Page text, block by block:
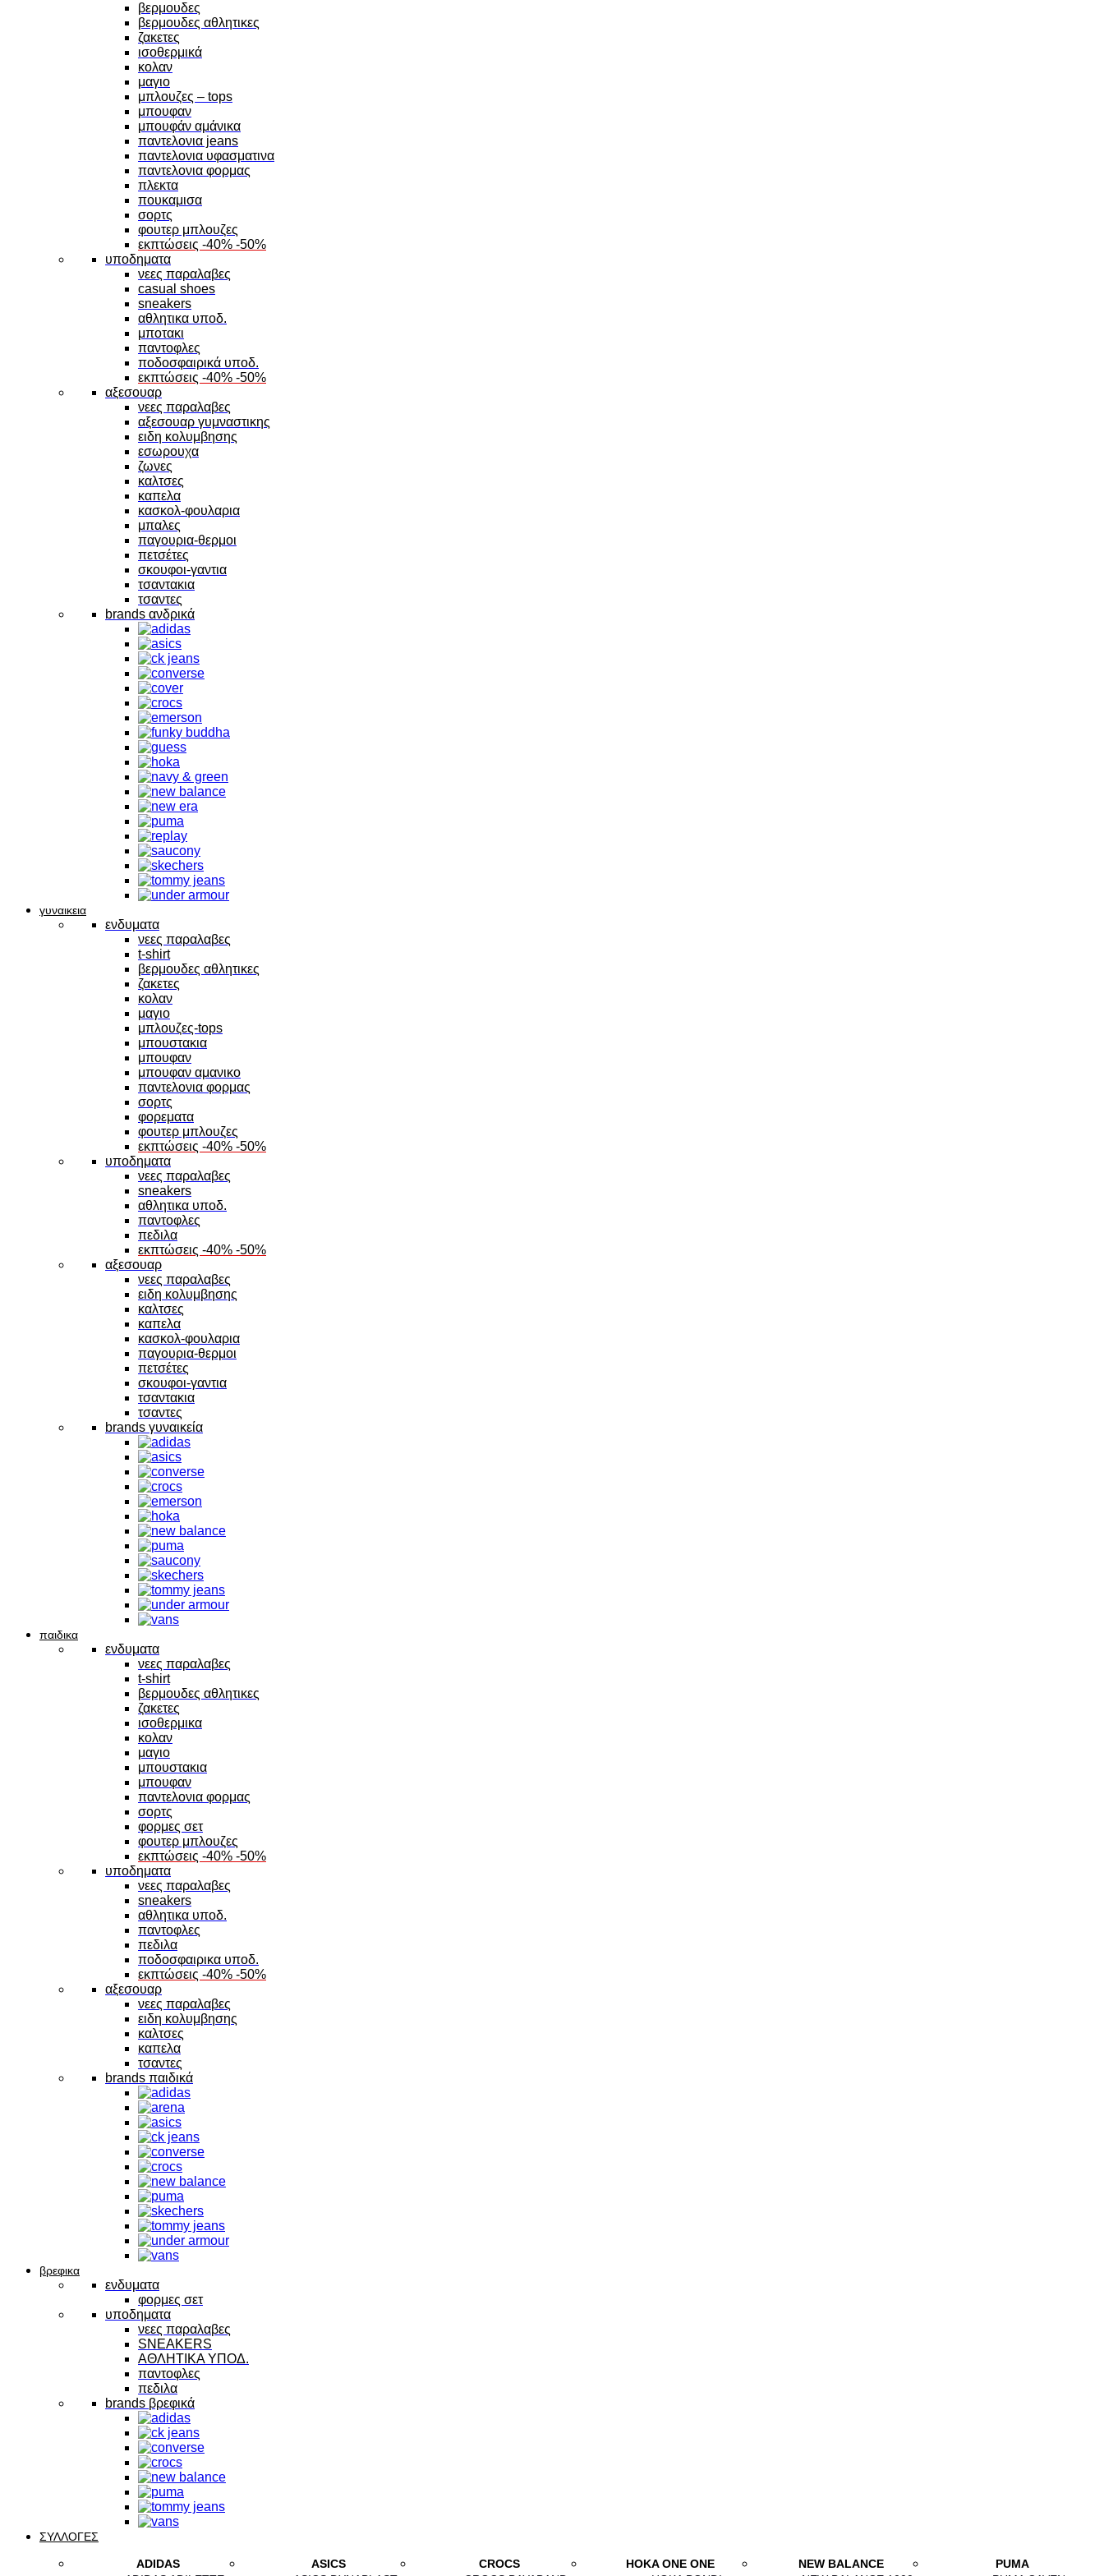
βερμουδες
βερμουδες αθλητικες
ζακετες
ισοθερμικά
κολαν
μαγιο
μπλουζες – tops
μπουφαν
μπουφάν αμάνικα
παντελονια jeans
παντελονια υφασματινα
παντελονια φορμας
πλεκτα
πουκαμισα
σορτς
φουτερ μπλουζες
εκπτώσεις -40% -50%
υποδηματα
νεες παραλαβες
casual shoes
sneakers
αθλητικα υποδ.
μποτακι
παντοφλες
ποδοσφαιρικά υποδ.
εκπτώσεις -40% -50%
αξεσουαρ
νεες παραλαβες
αξεσουαρ γυμναστικης
ειδη κολυμβησης
εσωρουχα
ζωνες
καλτσες
καπελα
κασκολ-φουλαρια
μπαλες
παγουρια-θερμοι
πετσέτες
σκουφοι-γαντια
τσαντακια
τσαντες
brands ανδρικά
γυναικεια
ενδυματα
νεες παραλαβες
t-shirt
βερμουδες αθλητικες
ζακετες
κολαν
μαγιο
μπλουζες-tops
μπουστακια
μπουφαν
μπουφαν αμανικο
παντελονια φορμας
σορτς
φορεματα
φουτερ μπλουζες
εκπτώσεις -40% -50%
υποδηματα
νεες παραλαβες
sneakers
αθλητικα υποδ.
παντοφλες
πεδιλα
εκπτώσεις -40% -50%
αξεσουαρ
νεες παραλαβες
ειδη κολυμβησης
καλτσες
καπελα
κασκολ-φουλαρια
παγουρια-θερμοι
πετσέτες
σκουφοι-γαντια
τσαντακια
τσαντες
brands γυναικεία
παιδικα
ενδυματα
νεες παραλαβες
t-shirt
βερμουδες αθλητικες
ζακετες
ισοθερμικα
κολαν
μαγιο
μπουστακια
μπουφαν
παντελονια φορμας
σορτς
φορμες σετ
φουτερ μπλουζες
εκπτώσεις -40% -50%
υποδηματα
νεες παραλαβες
sneakers
αθλητικα υποδ.
παντοφλες
πεδιλα
ποδοσφαιρικα υποδ.
εκπτώσεις -40% -50%
αξεσουαρ
νεες παραλαβες
ειδη κολυμβησης
καλτσες
καπελα
τσαντες
brands παιδικά
βρεφικα
ενδυματα
φορμες σετ
υποδηματα
νεες παραλαβες
SNEAKERS
ΑΘΛΗΤΙΚΑ ΥΠΟΔ.
παντοφλες
πεδιλα
brands βρεφικά
ΣΥΛΛΟΓΕΣ
ADIDAS
ASICS
CROCS
HOKA ONE ONE
NEW BALANCE
PUMA